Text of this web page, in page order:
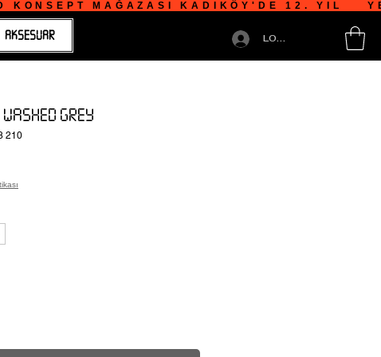
LOGIN
MAĞAZASI KADIKÖY'DE 12. YIL
AKSESUAR
GREY
210